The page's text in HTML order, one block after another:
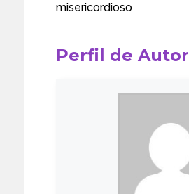
misericordioso
Perfil de Autor